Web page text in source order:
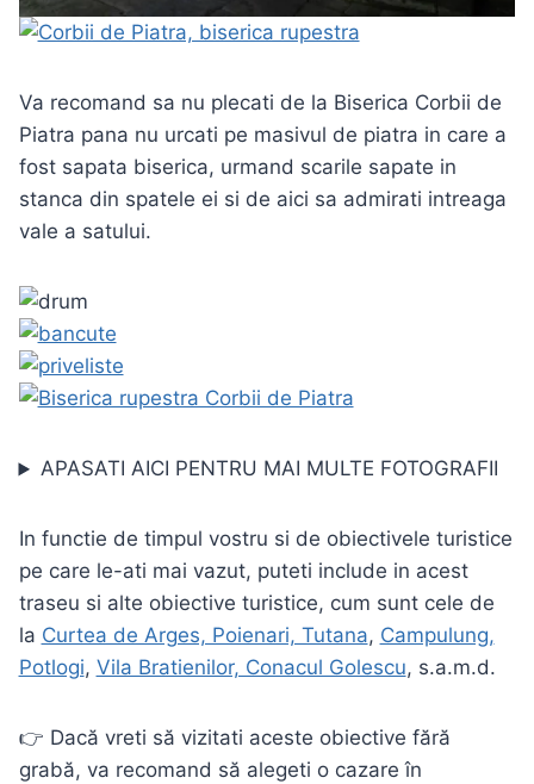
Va recomand sa nu plecati de la Biserica Corbii de
Piatra pana nu urcati pe masivul de piatra in care a
fost sapata biserica, urmand scarile sapate in
stanca din spatele ei si de aici sa admirati intreaga
vale a satului.
APASATI AICI PENTRU MAI MULTE FOTOGRAFII
In functie de timpul vostru si de obiectivele turistice
pe care le-ati mai vazut, puteti include in acest
traseu si alte obiective turistice, cum sunt cele de
la Curtea de Arges, Poienari, Tutana, Campulung,
Potlogi, Vila Bratienilor, Conacul Golescu, s.a.m.d.
👉 Dacă vreti să vizitati aceste obiective fără
grabă, va recomand să alegeti o cazare în